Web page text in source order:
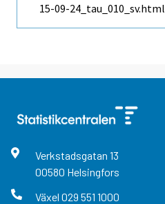
15-09-24_tau_010_sv.html
Verkstadsgatan 13
00580 Helsingfors
Växel 029 551 1000